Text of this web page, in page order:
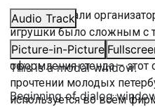
Audio Track
Picture-in-Picture
This is a modal window.
Beginning of dialog
Как рассказали
игрушки было сложным с
Медный всадник же
оформления стенда – этот
прочтении молодых
используется во всём